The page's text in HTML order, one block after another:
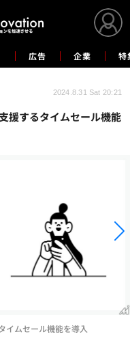
広告 企業 特
援するタイムセール機能
2024.8.31 Sat 20:21
イムセール機能を導入